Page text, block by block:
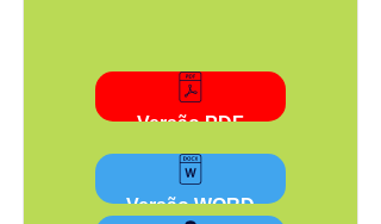
Versão PDF
Versão WORD